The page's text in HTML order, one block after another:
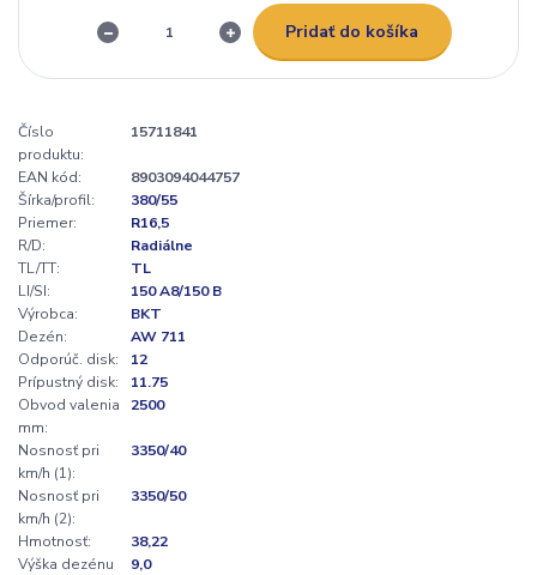
Pridať do košíka
Číslo
produktu:
15711841
EAN kód:
8903094044757
Šírka/profil:
380/55
Priemer:
R16,5
R/D:
Radiálne
TL/TT:
TL
LI/SI:
150 A8/150 B
Výrobca:
BKT
Dezén:
AW 711
Odporúč. disk:
12
Prípustný disk:
11.75
Obvod valenia
mm:
2500
Nosnosť pri
km/h (1):
3350/40
Nosnosť pri
km/h (2):
3350/50
Hmotnosť:
38,22
Výška dezénu
9,0